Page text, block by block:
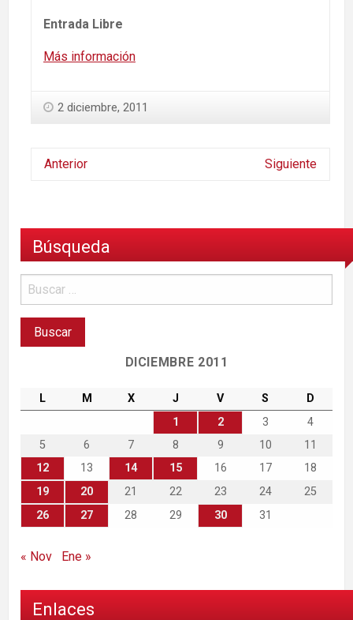
Entrada Libre
Más información
2 diciembre, 2011
Anterior Siguiente
Búsqueda
DICIEMBRE 2011
L M X J V S
D
1
2 3
4
5
6 7 8 9 10
11
12
13 14 15 16 17
18
19
20 21 22 23 24
25
26
27 28 29 30 31
« Nov Ene »
Enlaces